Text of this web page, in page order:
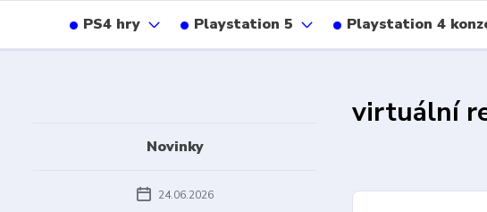
PS4 hry Playstation 5 Playstation 4
Novinky
24.06.2026
virtuální